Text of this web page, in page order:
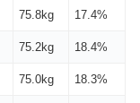
75.8kg 17.4%
75.2kg 18.4%
75.0kg 18.3%